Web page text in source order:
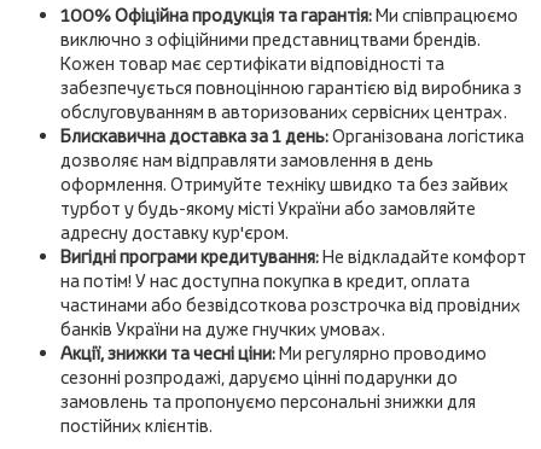
100% Офіційна продукція та гарантія:Ми співпрацюємо
виключно з офіційними представництвами брендів.
Кожен товар має сертифікати відповідності та
забезпечується повноцінною гарантією від виробника з
обслуговуванням в авторизованих сервісних центрах.
Блискавична доставка за 1 день:Організована логістика
дозволяє нам відправляти замовлення в день
оформлення. Отримуйте техніку швидко та без зайвих
турбот у будь-якому місті України або замовляйте
адресну доставку кур'єром.
Вигідні програми кредитування:Не відкладайте комфорт
на потім! У нас доступна покупка в кредит, оплата
частинами або безвідсоткова розстрочка від провідних
банків України на дуже гнучких умовах.
Акції, знижки та чесні ціни:Ми регулярно проводимо
сезонні розпродажі, даруємо цінні подарунки до
замовлень та пропонуємо персональні знижки для
постійних клієнтів.